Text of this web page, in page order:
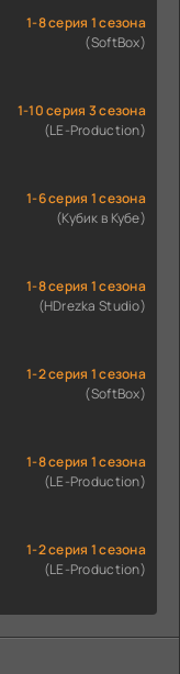
1-8 серия 1 сезона
(SoftBox)
1-10 серия 3 сезона
(LE-Production)
1-6 серия 1 сезона
(Кубик в Кубе)
1-8 серия 1 сезона
(HDrezka Studio)
1-2 серия 1 сезона
(SoftBox)
1-8 серия 1 сезона
(LE-Production)
1-2 серия 1 сезона
(LE-Production)